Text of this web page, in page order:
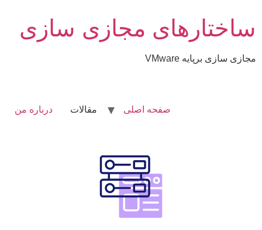
ساختارهای مجازی سازی
مجازی سازی برپایه VMware
صفحه اصلی مقالات درباره من